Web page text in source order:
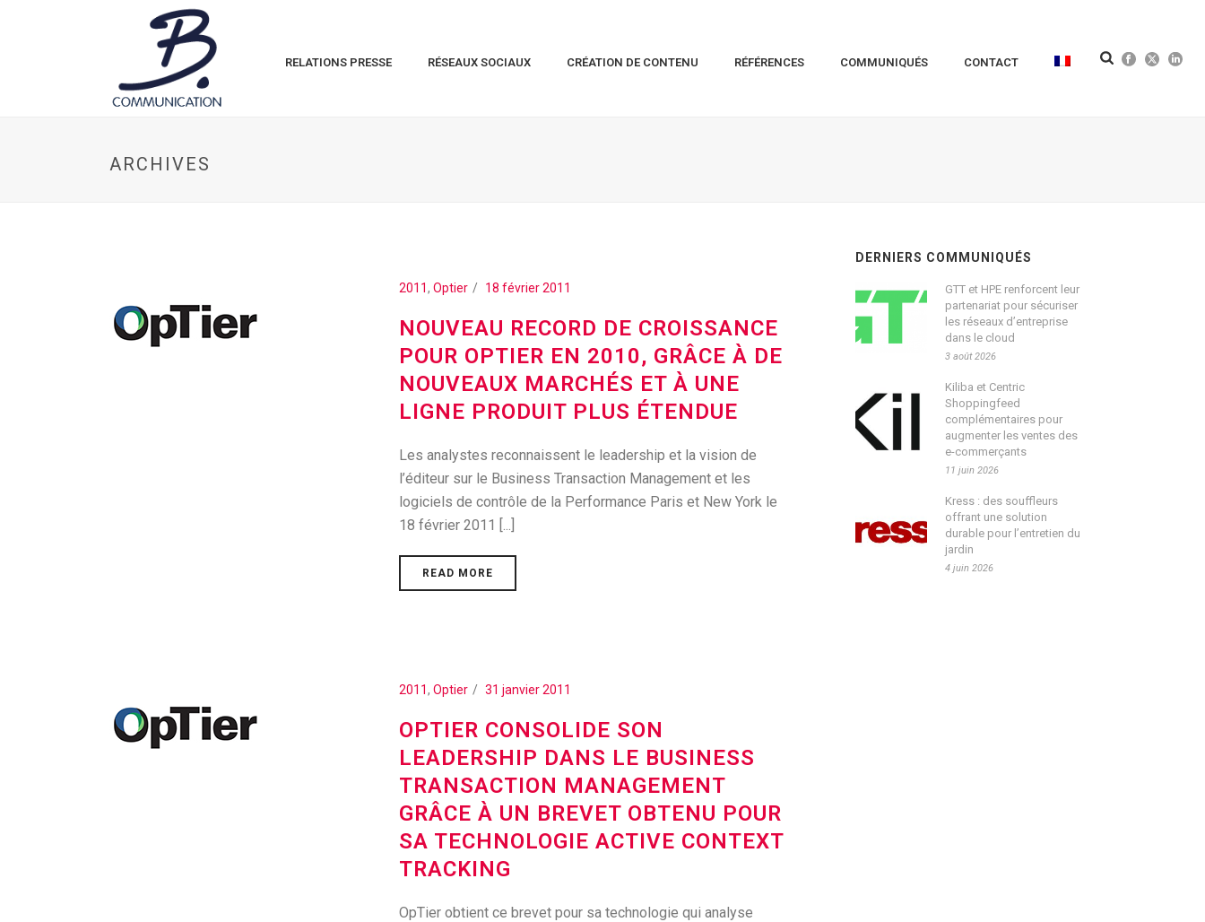
RELATIONS PRESSE RÉSEAUX SOCIAUX CRÉATION DE CONTENU RÉFÉRENCES COMMUNIQUÉS CONTACT
ARCHIVES
2011,Optier 18 février 2011
NOUVEAU RECORD DE CROISSANCE
POUR OPTIER EN 2010, GRÂCE À DE
NOUVEAUX MARCHÉS ET À UNE
LIGNE PRODUIT PLUS ÉTENDUE
Les analystes reconnaissent le leadership et la vision de
l’éditeur sur le Business Transaction Management et les
logiciels de contrôle de la Performance Paris et New York le
18 février 2011 [...]
READ MORE
2011,Optier 31 janvier 2011
OPTIER CONSOLIDE SON
LEADERSHIP DANS LE BUSINESS
TRANSACTION MANAGEMENT
GRÂCE À UN BREVET OBTENU POUR
SA TECHNOLOGIE ACTIVE CONTEXT
TRACKING
OpTier obtient ce brevet pour sa technologie qui analyse
DERNIERS COMMUNIQUÉS
GTT et HPE renforcent leur
partenariat pour sécuriser
les réseaux d’entreprise
dans le cloud
3 août 2026
Kiliba et Centric
Shoppingfeed
complémentaires pour
augmenter les ventes des
e-commerçants
11 juin 2026
Kress : des souffleurs
offrant une solution
durable pour l’entretien du
jardin
4 juin 2026